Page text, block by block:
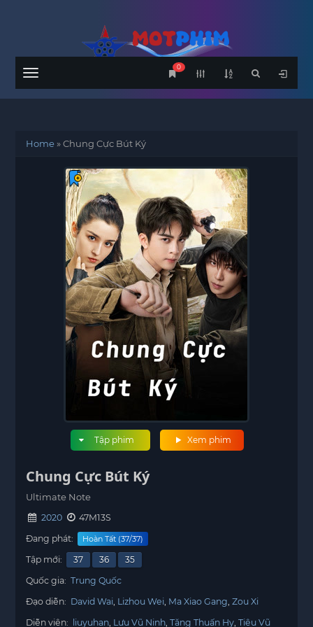
Menu
0
Home»Chung Cực Bút Ký
Xem phim
Tập phim
Chung Cực Bút Ký
Ultimate Note
2020
47M13S
Đang phát:
Hoàn Tất (37/37)
Tập mới: 37 36
35
Quốc gia: Trung Quốc
Đạo diễn: David Wai Lizhou Wei Ma Xiao Gang Zou Xi
Diễn viên:
liuyuhan Lưu Vũ Ninh Tăng Thuấn Hy Tiêu Vũ